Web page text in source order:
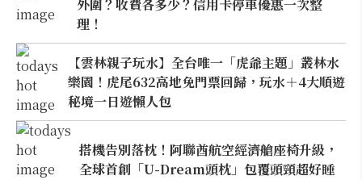
外圍？收費各多少？信用卡停車優惠一次整
理！
【雲林親子玩水】全台唯一「虎爺主題」叢林水
樂園！虎尾632高地免門票回歸，玩水＋4大順遊
秘境一日遊懶人包
搭機告別落枕！阿聯酋航空經濟艙座椅升級，
全球首創「U-Dream頭枕」包覆頭頸超好睡